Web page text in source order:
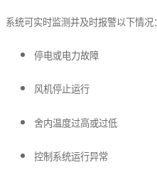
系统可实时监测并及时报警以下情况：
停电或电力故障
风机停止运行
舍内温度过高或过低
控制系统运行异常